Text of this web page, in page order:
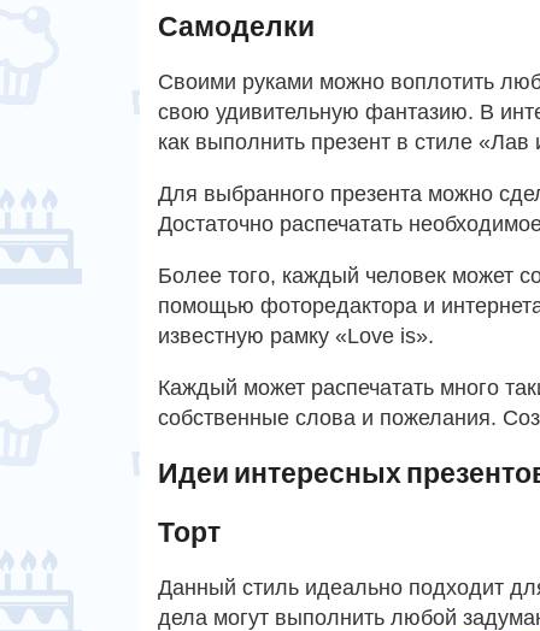
Самоделки
Своими руками можно воплотить
свою удивительную фантазию. В
как выполнить презент в стиле «Лав
Для выбранного презента можно
Достаточно распечатать
Более того, каждый человек может
помощью фоторедактора и
известную рамку «Love is».
Каждый может распечатать много
собственные слова и пожелания.
Идеи интересных
Торт
Данный стиль идеально подходит
дела могут выполнить любой